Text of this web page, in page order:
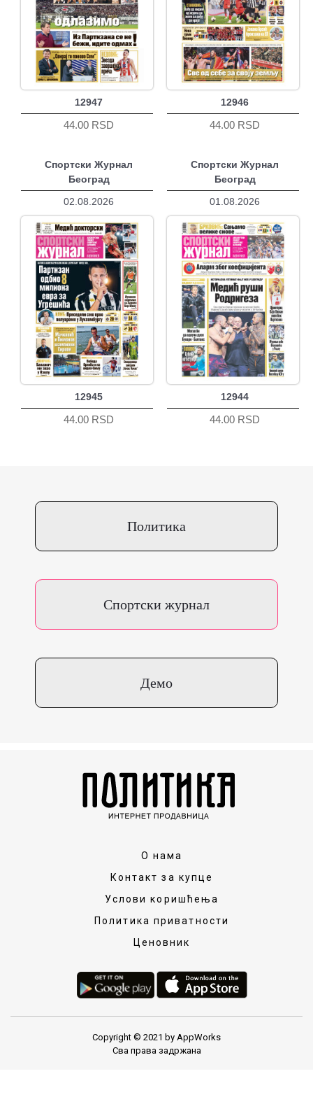
12947
44.00 RSD
12946
44.00 RSD
Спортски Журнал
Београд
02.08.2026
12945
44.00 RSD
Спортски Журнал
Београд
01.08.2026
12944
44.00 RSD
Политика
Спортски журнал
Демо
О нама
Контакт за купце
Услови коришћења
Политика приватности
Ценовник
Copyright © 2021 by AppWorks
Сва права задржана